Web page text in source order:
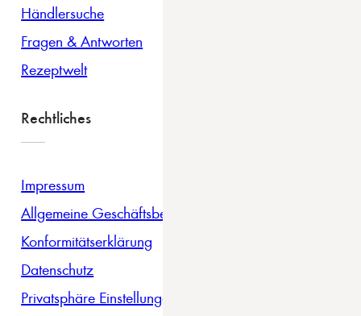
Händlersuche
Fragen & Antworten
Rezeptwelt
Rechtliches
Impressum
Allgemeine Geschäftsbedingungen
Konformitätserklärung
Datenschutz
Privatsphäre Einstellungen